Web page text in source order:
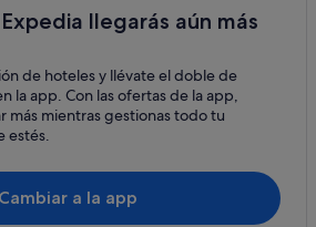
llegarás aún más
de hoteles y llévate el doble de
la app. Con las ofertas de la app,
más mientras gestionas todo tu
estés.
Cambiar a la app